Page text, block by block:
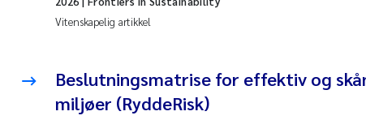
Vitenskapelig artikkel
Beslutningsmatrise for effektiv og
miljøer (RyddeRisk)